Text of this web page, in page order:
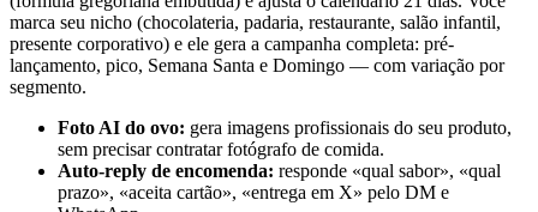
marca seu nicho (chocolateria, padaria, restaurante, salão infantil,
presente corporativo) e ele gera a campanha completa: pré-
lançamento, pico, Semana Santa e Domingo — com variação por
segmento.
Foto AI do ovo: gera imagens profissionais do seu produto,
sem precisar contratar fotógrafo de comida.
Auto-reply de encomenda: responde «qual sabor», «qual
prazo», «aceita cartão», «entrega em X» pelo DM e